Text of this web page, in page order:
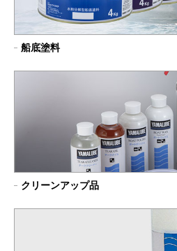
船底塗料
クリーンアップ品